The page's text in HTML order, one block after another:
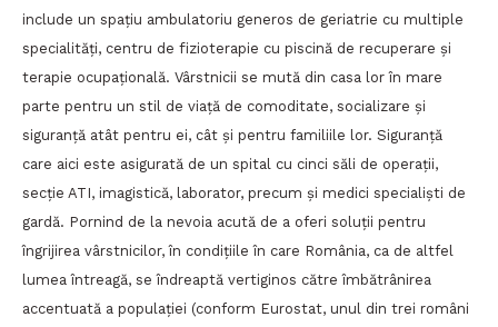
include un spațiu ambulatoriu generos de geriatrie cu multiple
specialități, centru de fizioterapie cu piscină de recuperare și
terapie ocupațională. Vârstnicii se mută din casa lor în mare
parte pentru un stil de viață de comoditate, socializare și
siguranță atât pentru ei, cât și pentru familiile lor. Siguranță
care aici este asigurată de un spital cu cinci săli de operații,
secție ATI, imagistică, laborator, precum și medici specialiști de
gardă. Pornind de la nevoia acută de a oferi soluții pentru
îngrijirea vârstnicilor, în condițiile în care România, ca de altfel
lumea întreagă, se îndreaptă vertiginos către îmbătrânirea
accentuată a populației (conform Eurostat, unul din trei români